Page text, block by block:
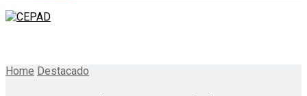
Home Destacado